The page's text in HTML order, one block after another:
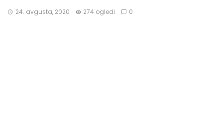
24. avgusta, 2020 274 ogledi 0